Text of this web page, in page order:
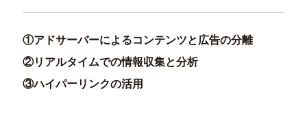
①アドサーバーによるコンテンツと広告の分離
②リアルタイムでの情報収集と分析
③ハイパーリンクの活用